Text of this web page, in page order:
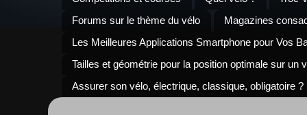
Forums sur le thème du vélo
Magazines
Les Meilleures Applications Smartphone pour Vos
Tailles et géométrie pour la position optimale sur un
Assurer son vélo, électrique, classique, obligatoire ?